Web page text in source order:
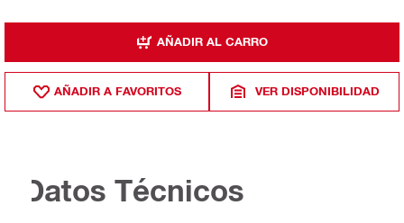
AÑADIR AL CARRO
AÑADIR A FAVORITOS VER DISPONIBILIDAD
Datos Técnicos